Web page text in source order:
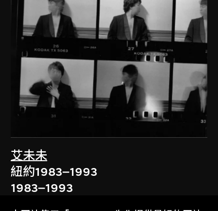
艾未未
紐約1983–1993
1983–1993